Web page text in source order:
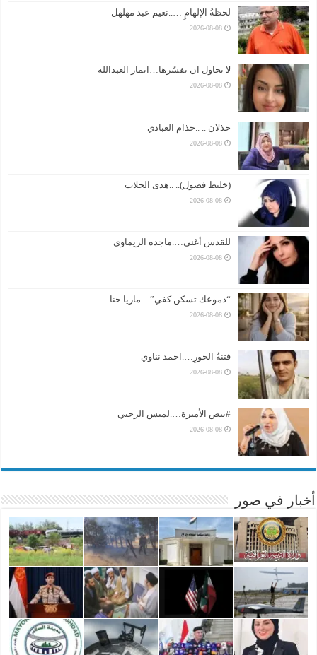
لحظةُ الإلهامِ …..نعيم عبد مهلهل
2026-08-08
لا تحاول ان تفسّرها…انمار العبدالله
2026-08-08
خذلان .. ..حذام العبادي
2026-08-08
(خليط فصول).. ..هدى الجلاب
2026-08-08
للقدس أغني….ماجده الريماوي
2026-08-08
“دموعك تسكن كفي”…ماريا حنا
2026-08-08
فتنةُ الحورِ….احمد نناوي
2026-08-08
#نبض الأميرة….لميس الرحبي
2026-08-08
أخبار في صور